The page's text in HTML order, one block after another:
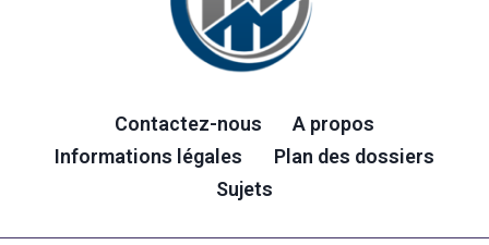
Contactez-nous
A propos
Informations légales
Plan des dossiers
Sujets